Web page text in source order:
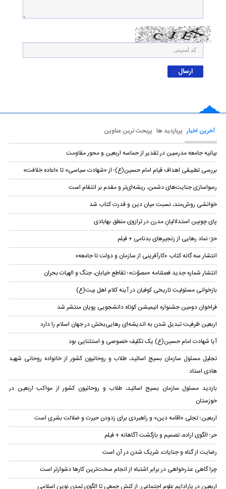
آخرین اخبار پربازدید ها پربحث ترین عناوین
بیانیه‌ جامعه مدرسین در تقدیر از حماسه اربعین و محور مقاومت
بررسی تطبیقی اهداف قیام امام حسین(ع)؛ از «شهادت سیاسی» تا «اعاده خلافت»
رسواسازی جنایت‌های دشمن، ریشه‌ای‌تر و مقدم بر انتقام است
خوانشی روش‌مند، نسبت میان دین و قدرت کتاب شد
پای چوبین استدلالیانِ مدرن در ترازوی منطق بهابادی
حرّ؛ نماد رهایی از زنجیرهای بدنامی + فیلم
انتشار سه گانه کتاب «کارآفرینی از سازمان و دولت تا جامعه»
انتشار شماره جدید فصلنامه «مصوّت»؛ تقاطع خیابان، جنگ و الهیات بحران
بازخوانی مسئولیت تاریخی کوفیان در آینه کلام اهل بیت(ع)
فراخوان دومین جشنواره انیمیشن کوتاه دانشجویی پویان منتشر شد
اربعین ظرفیت تبدیل شدن به اندیشه‌ای رهایی‌بخش در جهان اسلام را دارد
آیا شهادت امام حسین(ع) یک تکلیف خصوصی و استثنایی بود
تجلیل مسئول سازمان بسیج اساتید، طلاب و روحانیون کشور از خانواده روحانی شهید
هادی استاد
بازدید مسئول سازمان بسیج اساتید، طلاب و روحانیون کشور از مواکب اربعین در
خوزستان
اربعین؛ تجلی «اقامه دین» و راهبردی برای زدودن حیرت و ضلالت بشری است
حر؛ الگوی اراده، تصمیم و بازگشت آگاهانه + فیلم
رضایت از گناه و جنایات، شریک شدن در آن است
چرا گاهی عذرخواهی در برابر اشتباه از انجام سخت‌ترین کارها دشوارتر است
اربعین در پارادایم علوم اجتماعی: از کنش جمعی تا الگوی تمدن نوین اسلامی